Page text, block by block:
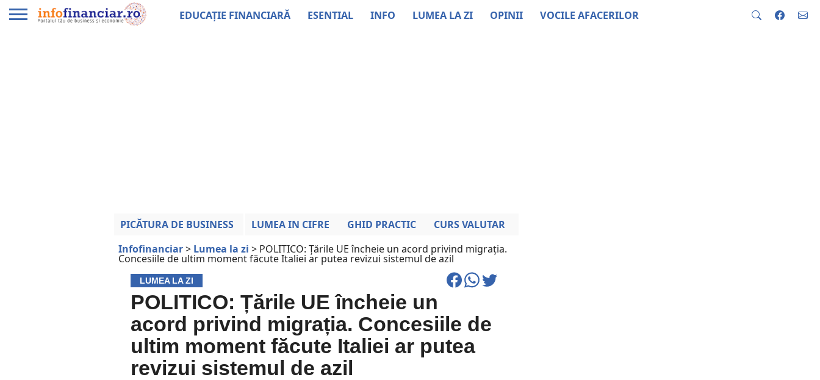
EDUCAȚIE FINANCIARĂ ESENTIAL INFO LUMEA LA ZI OPINII VOCILE AFACERILOR
PICĂTURA DE BUSINESS LUMEA IN CIFRE GHID PRACTIC
CURS VALUTAR
Infofinanciar> Lumea la zi > POLITICO: Țările UE încheie un acord privind migrația.
Concesiile de ultim moment făcute Italiei ar putea revizui sistemul de azil
LUMEA LA ZI
POLITICO: Țările UE încheie un
acord privind migrația. Concesiile de
ultim moment făcute Italiei ar putea
revizui sistemul de azil